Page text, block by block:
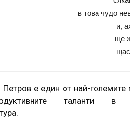
в това чудо
и,
ще
Петров е един от най-
таланти в